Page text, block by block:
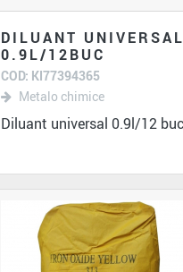
DILUANT UNIVERSAL
0.9L/12BUC
COD: KI77394365
Metalo chimice